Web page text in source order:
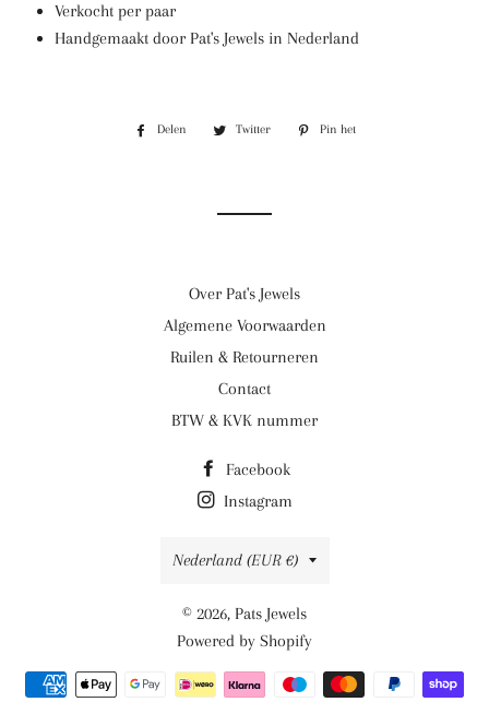
Verkocht per paar
Handgemaakt door Pat's Jewels in Nederland
Delen
Delen
Twitter
TwitterenPin het
Over Pat's Jewels
Algemene Voorwaarden
Ruilen & Retourneren
Contact
BTW & KVK nummer
Facebook
Instagram
Land/regio
Nederland (EUR €)
© 2026, Pats Jewels
Powered by Shopify
Betaalmethoden